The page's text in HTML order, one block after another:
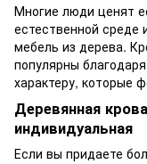
Многие люди ценят
естественной среде
мебель из дерева.
популярны
характеру, которые
Деревянная
индивидуальная
Если вы придаете